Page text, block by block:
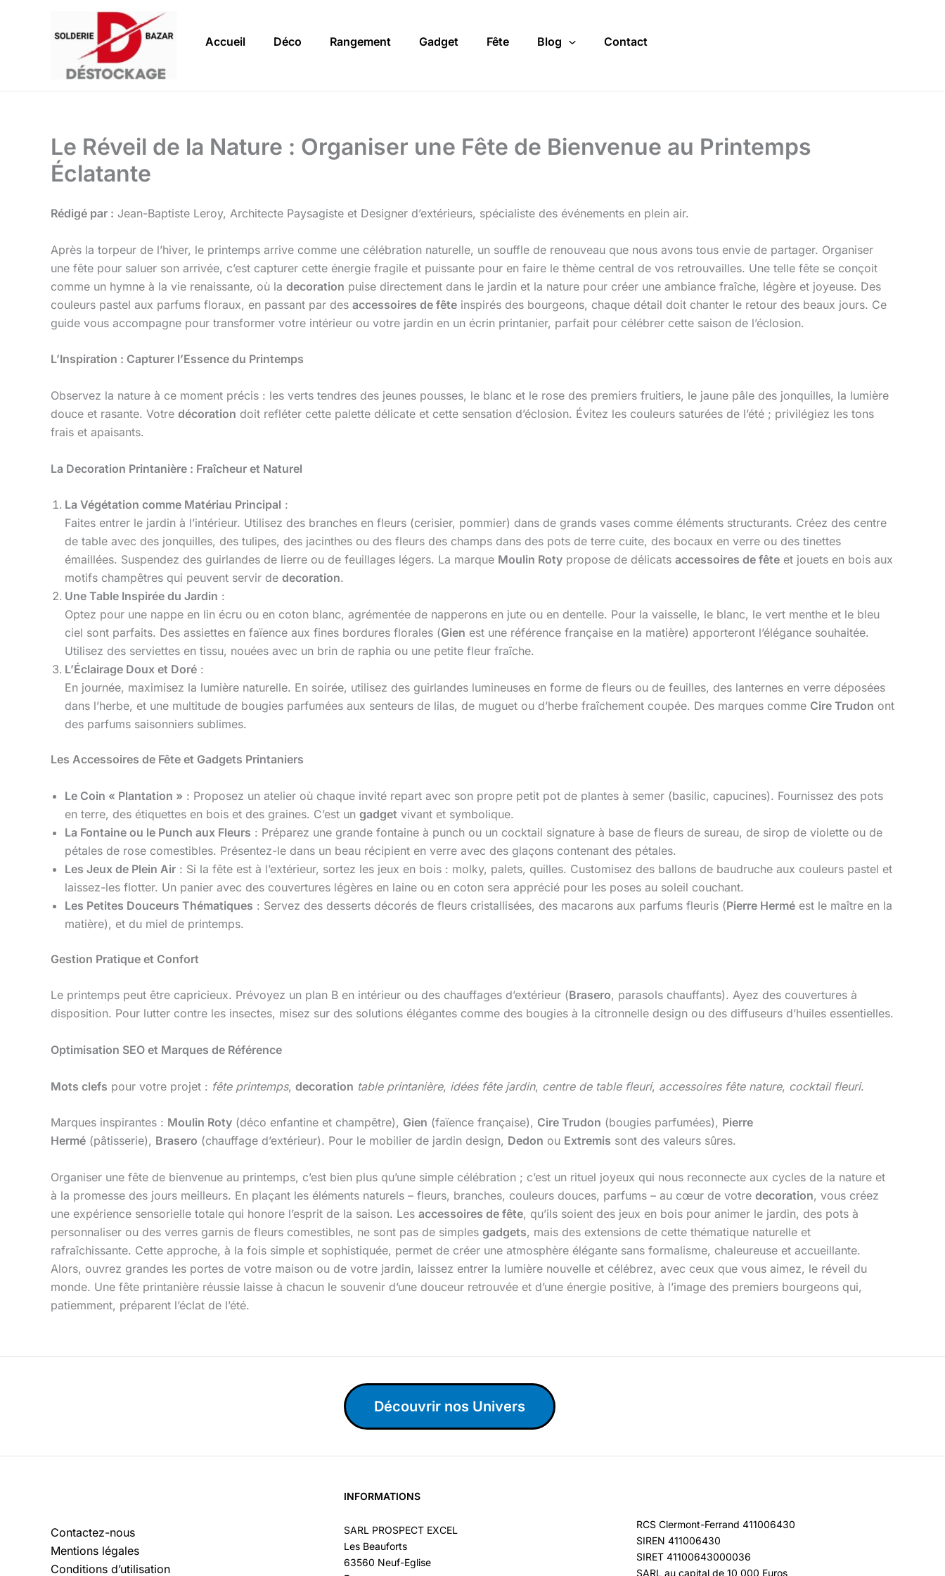
Accueil Déco Rangement Gadget Fête Blog Contact
Le Réveil de la Nature : Organiser une Fête de Bienvenue au Printemps
Éclatante
Rédigé par : Jean-Baptiste Leroy, Architecte Paysagiste et Designer d’extérieurs, spécialiste des événements en plein air.
Après la torpeur de l’hiver, le printemps arrive comme une célébration naturelle, un souffle de renouveau que nous avons tous envie de partager. Organiser
une fête pour saluer son arrivée, c’est capturer cette énergie fragile et puissante pour en faire le thème central de vos retrouvailles. Une telle fête se conçoit
comme un hymne à la vie renaissante, où la decoration puise directement dans le jardin et la nature pour créer une ambiance fraîche, légère et joyeuse. Des
couleurs pastel aux parfums floraux, en passant par des accessoires de fête inspirés des bourgeons, chaque détail doit chanter le retour des beaux jours. Ce
guide vous accompagne pour transformer votre intérieur ou votre jardin en un écrin printanier, parfait pour célébrer cette saison de l’éclosion.
L’Inspiration : Capturer l’Essence du Printemps
Observez la nature à ce moment précis : les verts tendres des jeunes pousses, le blanc et le rose des premiers fruitiers, le jaune pâle des jonquilles, la lumière
douce et rasante. Votre décoration doit refléter cette palette délicate et cette sensation d’éclosion. Évitez les couleurs saturées de l’été ; privilégiez les tons
frais et apaisants.
La Decoration Printanière : Fraîcheur et Naturel
La Végétation comme Matériau Principal :
Faites entrer le jardin à l’intérieur. Utilisez des branches en fleurs (cerisier, pommier) dans de grands vases comme éléments structurants. Créez des centre
de table avec des jonquilles, des tulipes, des jacinthes ou des fleurs des champs dans des pots de terre cuite, des bocaux en verre ou des tinettes
émaillées. Suspendez des guirlandes de lierre ou de feuillages légers. La marque Moulin Roty propose de délicats accessoires de fête et jouets en bois aux
motifs champêtres qui peuvent servir de decoration.
Une Table Inspirée du Jardin :
Optez pour une nappe en lin écru ou en coton blanc, agrémentée de napperons en jute ou en dentelle. Pour la vaisselle, le blanc, le vert menthe et le bleu
ciel sont parfaits. Des assiettes en faïence aux fines bordures florales (Gien est une référence française en la matière) apporteront l’élégance souhaitée.
Utilisez des serviettes en tissu, nouées avec un brin de raphia ou une petite fleur fraîche.
L’Éclairage Doux et Doré :
En journée, maximisez la lumière naturelle. En soirée, utilisez des guirlandes lumineuses en forme de fleurs ou de feuilles, des lanternes en verre déposées
dans l’herbe, et une multitude de bougies parfumées aux senteurs de lilas, de muguet ou d’herbe fraîchement coupée. Des marques comme Cire Trudon ont
des parfums saisonniers sublimes.
Les Accessoires de Fête et Gadgets Printaniers
Le Coin « Plantation » : Proposez un atelier où chaque invité repart avec son propre petit pot de plantes à semer (basilic, capucines). Fournissez des pots
en terre, des étiquettes en bois et des graines. C’est un gadget vivant et symbolique.
La Fontaine ou le Punch aux Fleurs : Préparez une grande fontaine à punch ou un cocktail signature à base de fleurs de sureau, de sirop de violette ou de
pétales de rose comestibles. Présentez-le dans un beau récipient en verre avec des glaçons contenant des pétales.
Les Jeux de Plein Air : Si la fête est à l’extérieur, sortez les jeux en bois : molky, palets, quilles. Customisez des ballons de baudruche aux couleurs pastel et
laissez-les flotter. Un panier avec des couvertures légères en laine ou en coton sera apprécié pour les poses au soleil couchant.
Les Petites Douceurs Thématiques : Servez des desserts décorés de fleurs cristallisées, des macarons aux parfums fleuris (Pierre Hermé est le maître en la
matière), et du miel de printemps.
Gestion Pratique et Confort
Le printemps peut être capricieux. Prévoyez un plan B en intérieur ou des chauffages d’extérieur (Brasero, parasols chauffants). Ayez des couvertures à
disposition. Pour lutter contre les insectes, misez sur des solutions élégantes comme des bougies à la citronnelle design ou des diffuseurs d’huiles essentielles.
Optimisation SEO et Marques de Référence
Mots clefs pour votre projet : fête printemps, decoration table printanière, idées fête jardin, centre de table fleuri, accessoires fête nature, cocktail fleuri.
Marques inspirantes : Moulin Roty (déco enfantine et champêtre), Gien (faïence française), Cire Trudon (bougies parfumées), Pierre
Hermé (pâtisserie), Brasero (chauffage d’extérieur). Pour le mobilier de jardin design, Dedon ou Extremis sont des valeurs sûres.
Organiser une fête de bienvenue au printemps, c’est bien plus qu’une simple célébration ; c’est un rituel joyeux qui nous reconnecte aux cycles de la nature et
à la promesse des jours meilleurs. En plaçant les éléments naturels – fleurs, branches, couleurs douces, parfums – au cœur de votre decoration, vous créez
une expérience sensorielle totale qui honore l’esprit de la saison. Les accessoires de fête, qu’ils soient des jeux en bois pour animer le jardin, des pots à
personnaliser ou des verres garnis de fleurs comestibles, ne sont pas de simples gadgets, mais des extensions de cette thématique naturelle et
rafraîchissante. Cette approche, à la fois simple et sophistiquée, permet de créer une atmosphère élégante sans formalisme, chaleureuse et accueillante.
Alors, ouvrez grandes les portes de votre maison ou de votre jardin, laissez entrer la lumière nouvelle et célébrez, avec ceux que vous aimez, le réveil du
monde. Une fête printanière réussie laisse à chacun le souvenir d’une douceur retrouvée et d’une énergie positive, à l’image des premiers bourgeons qui,
patiemment, préparent l’éclat de l’été.
Découvrir nos Univers
Contactez-nous
Mentions légales
Conditions d’utilisation
INFORMATIONS
SARL PROSPECT EXCEL
Les Beauforts
63560 Neuf-Eglise
RCS Clermont-Ferrand 411006430
SIREN 411006430
SIRET 41100643000036
SARL au capital de 10 000 Euros